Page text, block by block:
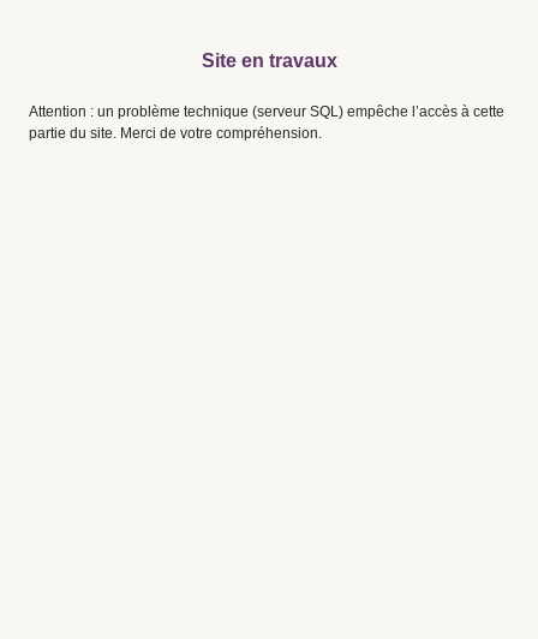
Site en travaux
Attention : un problème technique (serveur SQL) empêche l’accès à cette
partie du site. Merci de votre compréhension.